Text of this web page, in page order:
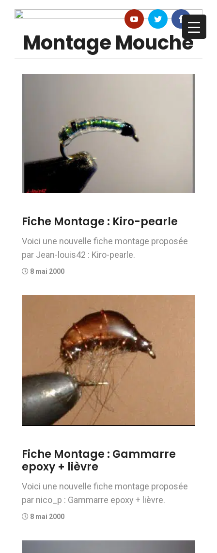
Montage Mouche
Fiche Montage : Kiro-pearle
Voici une nouvelle fiche montage proposée
par Jean-louis42 : Kiro-pearle.
8 mai 2000
Fiche Montage : Gammarre
epoxy + lièvre
Voici une nouvelle fiche montage proposée
par nico_p : Gammarre epoxy + lièvre.
8 mai 2000